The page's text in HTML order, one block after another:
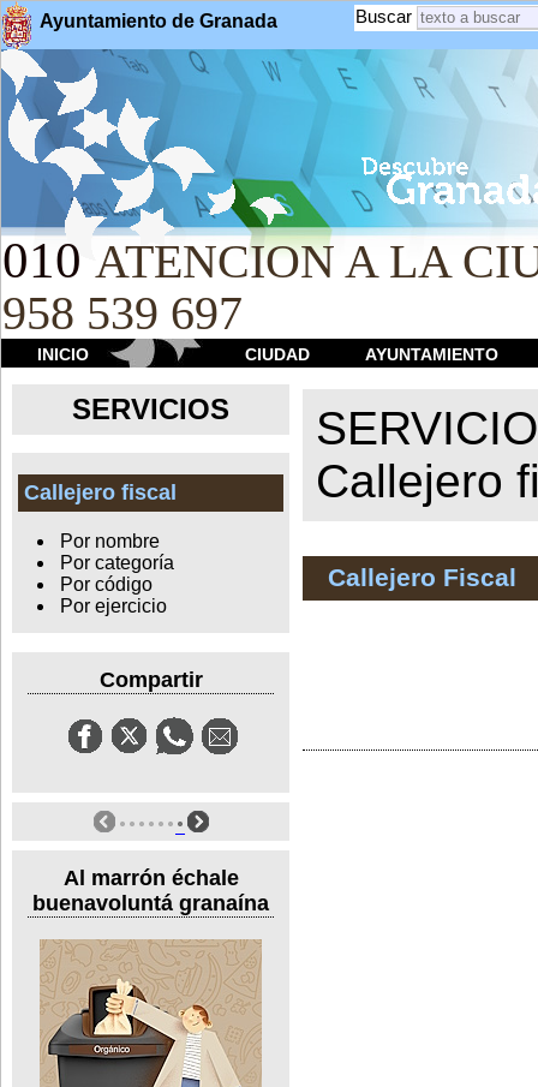
Ayuntamiento de Granada Buscar
010 ATENCION A LA
958 539 697
INICIO CIUDAD AYUNTAMIENTO
SERVICIOS
Callejero fiscal
Por nombre
Por categoría
Por código
Por ejercicio
Compartir
Al marrón échale
buenavoluntá granaína
Callejero
Callejero Fiscal